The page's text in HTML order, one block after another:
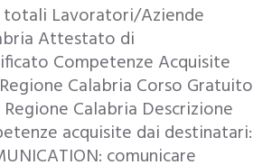
totali Lavoratori/Aziende
Attestato di
Competenze Acquisite
Calabria Corso Gratuito
Calabria Descrizione
acquisite dai destinatari:
comunicare